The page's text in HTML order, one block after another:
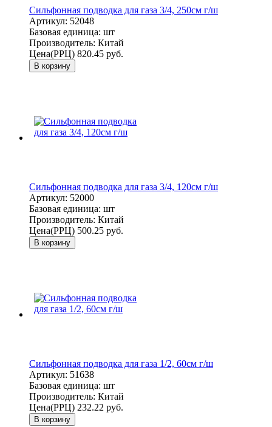
Сильфонная подводка для газа 3/4, 250см г/ш
Артикул: 52048
Базовая единица: шт
Производитель: Китай
Цена(РРЦ) 820.45 руб.
В корзину
Сильфонная подводка для газа 3/4, 120см г/ш
Артикул: 52000
Базовая единица: шт
Производитель: Китай
Цена(РРЦ) 500.25 руб.
В корзину
Сильфонная подводка для газа 1/2, 60см г/ш
Артикул: 51638
Базовая единица: шт
Производитель: Китай
Цена(РРЦ) 232.22 руб.
В корзину